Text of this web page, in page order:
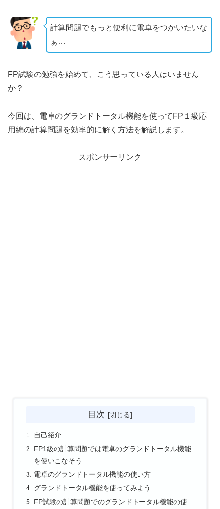
計算問題でもっと便利に電卓をつかいたいな
ぁ…
FP試験の勉強を始めて、こう思っている人はいません
か？
今回は、電卓のグランドトータル機能を使ってFP１級応
用編の計算問題を効率的に解く方法を解説します。
スポンサーリンク
目次
自己紹介
FP1級の計算問題では電卓のグランドトータル機能
を使いこなそう
電卓のグランドトータル機能の使い方
グランドトータル機能を使ってみよう
FP試験の計算問題でのグランドトータル機能の使